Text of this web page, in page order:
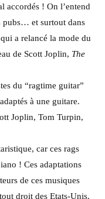
accordés ! On l’entend
pubs… et surtout dans
a relancé la mode du
de Scott Joplin, The
du “ragtime guitar”
à une guitare.
Joplin, Tom Turpin,
car ces rags
! Ces adaptations
de ces musiques
droit des Etats-Unis.